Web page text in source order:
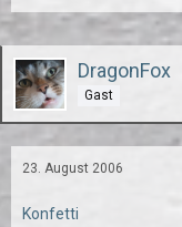
DragonFox
Gast
23. August 2006
Konfetti